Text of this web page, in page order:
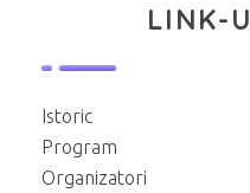
LINK-
Istoric
Program
Organizatori